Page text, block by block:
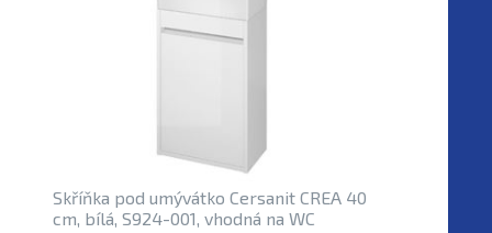
Skříňka pod umývátko Cersanit CREA 40
cm, bílá, S924-001, vhodná na WC